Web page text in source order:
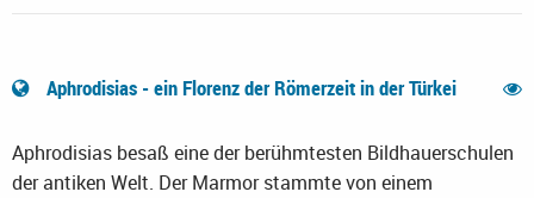
Aphrodisias - ein Florenz der Römerzeit in der Türkei
Aphrodisias besaß eine der berühmtesten Bildhauerschulen
der antiken Welt. Der Marmor stammte von einem